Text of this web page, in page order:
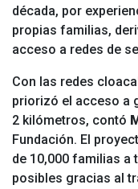
década, por
propias familias,
acceso a redes de
Con las redes
priorizó el acceso a
2 kilómetros, contó
Fundación. El
de 10,000 familias a
posibles gracias al